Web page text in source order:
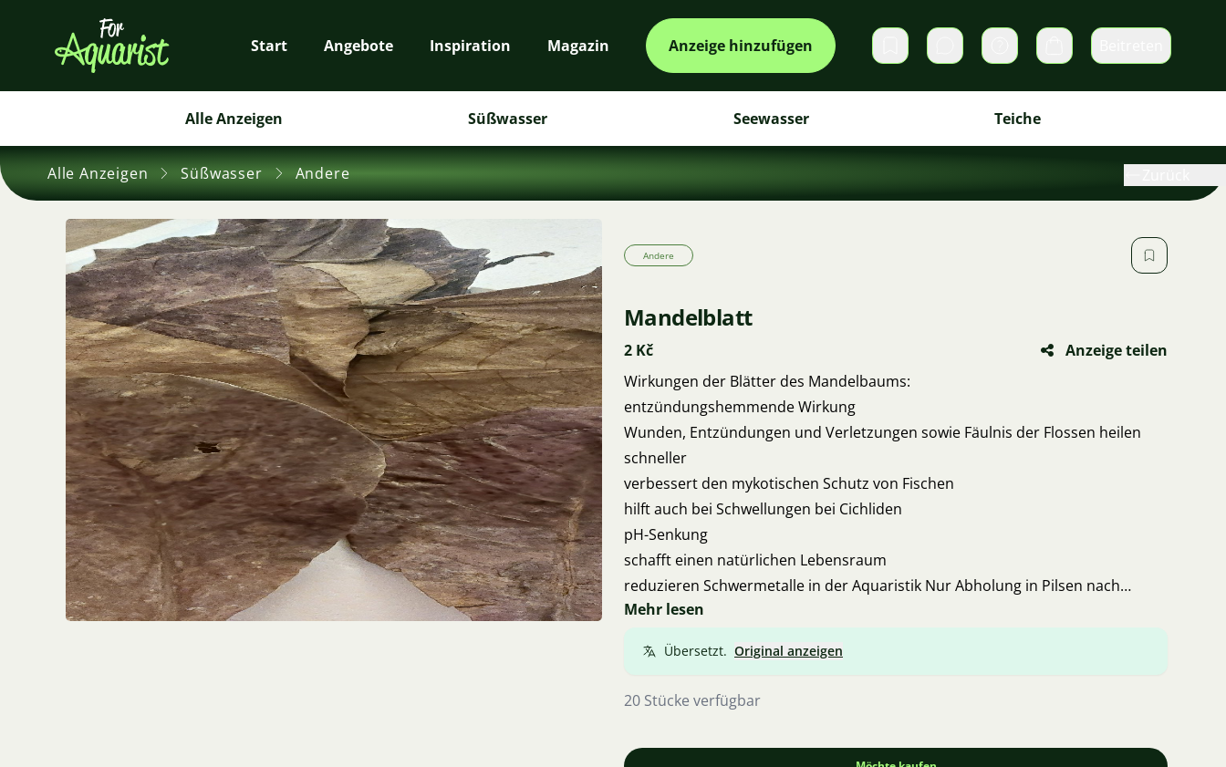
Start Angebote Inspiration Magazin Anzeige hinzufügen DirektnachrichtenWarenkorb
Alle Anzeigen Süßwasser Seewasser Teiche
Alle Anzeigen Süßwasser Andere
Andere
Mandelblatt
2 Kč
Anzeige teilen
Wirkungen der Blätter des Mandelbaums:
entzündungshemmende Wirkung
Wunden, Entzündungen und Verletzungen sowie Fäulnis der Flossen heilen
schneller
verbessert den mykotischen Schutz von Fischen
hilft auch bei Schwellungen bei Cichliden
pH-Senkung
schafft einen natürlichen Lebensraum
reduzieren Schwermetalle in der Aquaristik Nur Abholung in Pilsen nach
Vereinbarung, auch Lieferung im Pilsner Landkreis möglich
Mehr lesen
Übersetzt. Original anzeigen
20 Stücke verfügbar